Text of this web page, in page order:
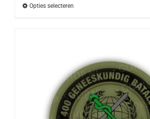
Opties selecteren